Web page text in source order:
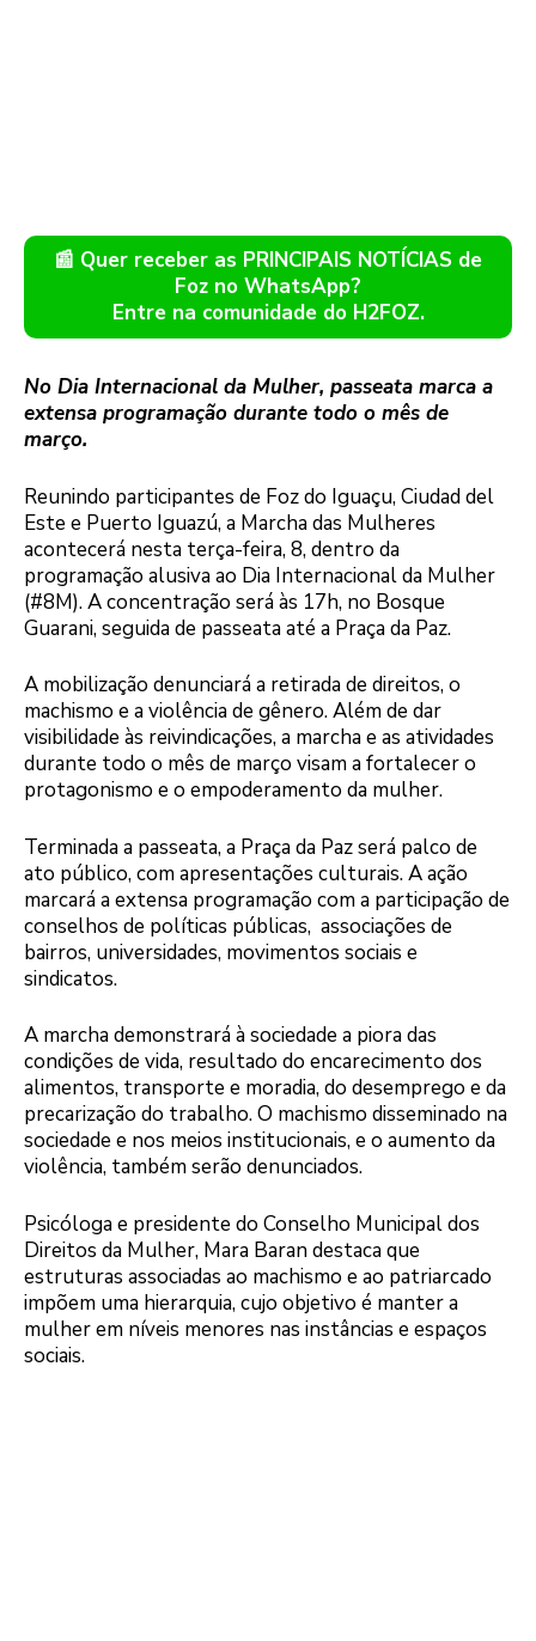
📰 Quer receber as PRINCIPAIS NOTÍCIAS de
Foz no WhatsApp?
Entre na comunidade do H2FOZ.
No Dia Internacional da Mulher, passeata marca a
extensa programação durante todo o mês de
março.
Reunindo participantes de Foz do Iguaçu, Ciudad del
Este e Puerto Iguazú, a Marcha das Mulheres
acontecerá nesta terça-feira, 8, dentro da
programação alusiva ao Dia Internacional da Mulher
(#8M). A concentração será às 17h, no Bosque
Guarani, seguida de passeata até a Praça da Paz.
A mobilização denunciará a retirada de direitos, o
machismo e a violência de gênero. Além de dar
visibilidade às reivindicações, a marcha e as atividades
durante todo o mês de março visam a fortalecer o
protagonismo e o empoderamento da mulher.
Terminada a passeata, a Praça da Paz será palco de
ato público, com apresentações culturais. A ação
marcará a extensa programação com a participação de
conselhos de políticas públicas, associações de
bairros, universidades, movimentos sociais e
sindicatos.
A marcha demonstrará à sociedade a piora das
condições de vida, resultado do encarecimento dos
alimentos, transporte e moradia, do desemprego e da
precarização do trabalho. O machismo disseminado na
sociedade e nos meios institucionais, e o aumento da
violência, também serão denunciados.
Psicóloga e presidente do Conselho Municipal dos
Direitos da Mulher, Mara Baran destaca que
estruturas associadas ao machismo e ao patriarcado
impõem uma hierarquia, cujo objetivo é manter a
mulher em níveis menores nas instâncias e espaços
sociais.